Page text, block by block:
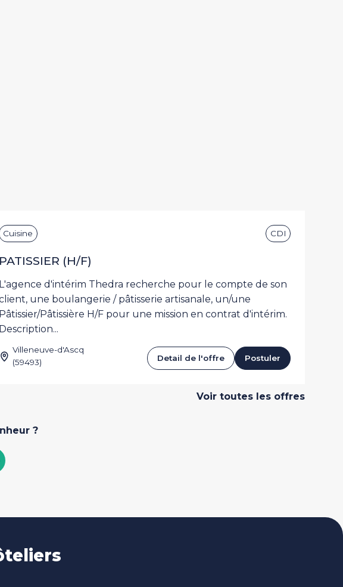
Cuisine CDI
PATISSIER (H/F)
L'agence d'intérim Thedra recherche pour le compte de son
une boulangerie / pâtisserie artisanale, un/une
Pâtissier/Pâtissière H/F pour une mission en contrat d'intérim.
Description...
Villeneuve-d'Ascq
(59493)
Detail de l'offre Postuler
Voir toutes les offres
?